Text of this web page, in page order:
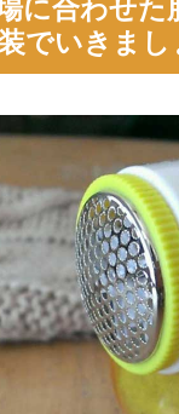
に合わせた
でいきまし